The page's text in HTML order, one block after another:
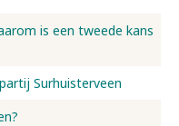
is een tweede kans
Surhuisterveen